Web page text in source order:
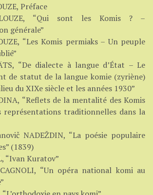
Préface
“Qui sont les Komis ? –
générale”
“Les Komis permiaks – Un peuple
“De dialecte à langue d’État – Le
de statut de la langue komie (zyriène)
du XIXe siècle et les années 1930”
“Reflets de la mentalité des Komis
représentations traditionnelles dans la
NADEŽDIN, “La poésie populaire
(1839)
“Ivan Kuratov”
“Un opéra national komi au